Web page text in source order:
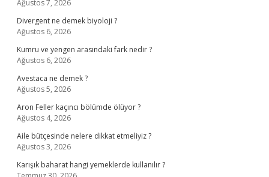
Ağustos 7, 2026
Divergent ne demek biyoloji ?
Ağustos 6, 2026
Kumru ve yengen arasındaki fark nedir ?
Ağustos 6, 2026
Avestaca ne demek ?
Ağustos 5, 2026
Aron Feller kaçıncı bölümde ölüyor ?
Ağustos 4, 2026
Aile bütçesinde nelere dikkat etmeliyiz ?
Ağustos 3, 2026
Karışık baharat hangi yemeklerde kullanılır ?